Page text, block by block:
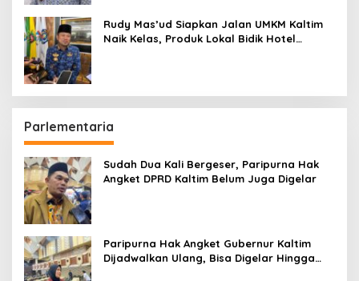
Rudy Mas’ud Siapkan Jalan UMKM Kaltim
Naik Kelas, Produk Lokal Bidik Hotel
Parlementaria
Sudah Dua Kali Bergeser, Paripurna Hak
Angket DPRD Kaltim Belum Juga Digelar
Paripurna Hak Angket Gubernur Kaltim
Dijadwalkan Ulang, Bisa Digelar Hingga